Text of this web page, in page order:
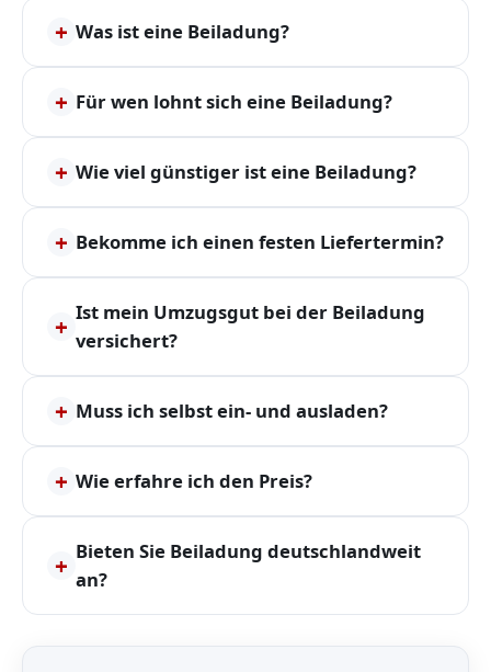
+ Was ist eine Beiladung?
+ Für wen lohnt sich eine Beiladung?
+ Wie viel günstiger ist eine Beiladung?
+ Bekomme ich einen festen Liefertermin?
+ Ist mein Umzugsgut bei der Beiladung
versichert?
+ Muss ich selbst ein- und ausladen?
+ Wie erfahre ich den Preis?
+ Bieten Sie Beiladung deutschlandweit
an?